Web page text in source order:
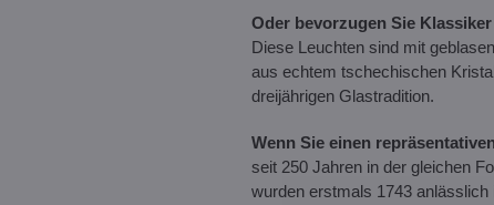
Oder bevorzugen Sie
Diese Leuchten sind mit
aus echtem tschechischen
dreijährigen Glastradition.
Wenn Sie einen
seit 250 Jahren in der gleichen
wurden erstmals 1743